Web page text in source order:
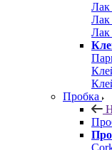
Лак
Лак
Лак
Пробка